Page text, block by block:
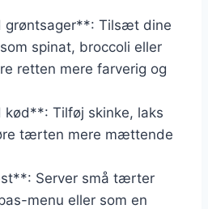
Tilsæt dine
spinat, broccoli eller
retten mere farverig og
Tilføj skinke, laks
tærten mere mættende
Server små tærter
menu eller som en